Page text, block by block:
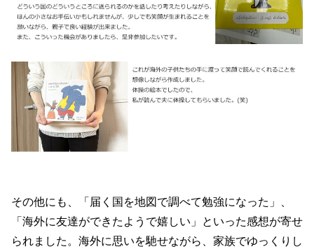
その他にも、「届く国を地図で調べて勉強になった」、
「海外に友達ができたようで嬉しい」といった感想が寄せ
られました。海外に思いを馳せながら、家族でゆっくりし